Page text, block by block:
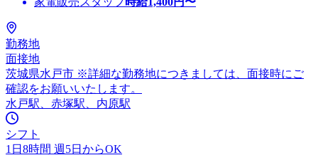
勤務地
面接地
茨城県水戸市 ※詳細な勤務地につきましては、面接時にご
確認をお願いいたします。
水戸駅、赤塚駅、内原駅
シフト
1日8時間 週5日からOK